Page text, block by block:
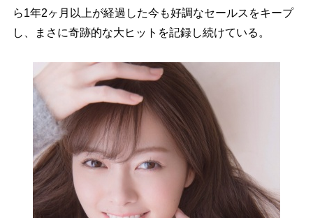
ら1年2ヶ月以上が経過した今も好調なセールスをキープ
し、まさに奇跡的な大ヒットを記録し続けている。